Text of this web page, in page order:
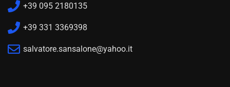
+39 095 2180135
+39 331 3369398
salvatore.sansalone@yahoo.it